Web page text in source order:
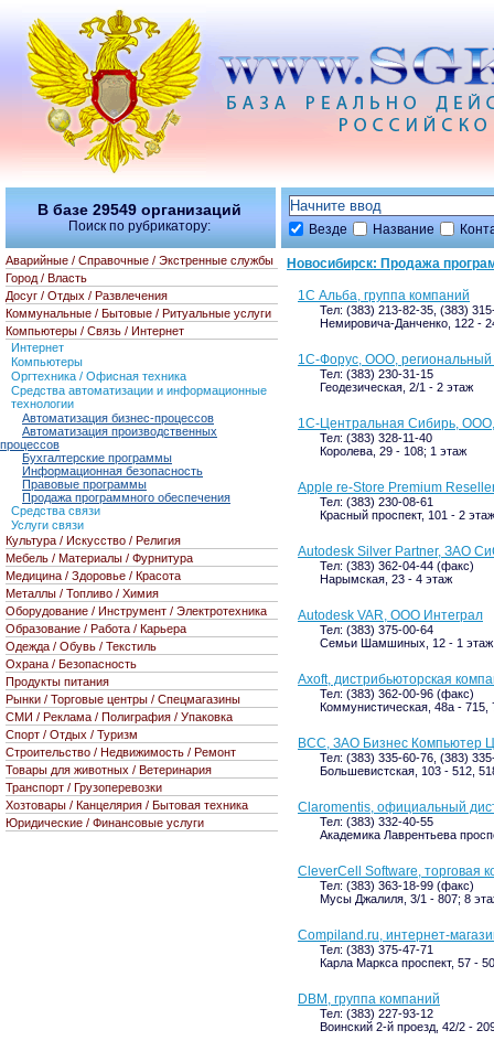
Везде Название
Новосибирск: Продажа
1С Альба, группа компаний
Тел: (383) 213-82-35, (383)
Немировича-Данченко, 122 -
1С-Форус, ООО, региональный
Тел: (383) 230-31-15
Геодезическая, 2/1 - 2 этаж
1С-Центральная Сибирь,
Тел: (383) 328-11-40
Королева, 29 - 108; 1 этаж
Apple re-Store Premium
Тел: (383) 230-08-61
Красный проспект, 101 - 2
Autodesk Silver Partner, ЗАО
Тел: (383) 362-04-44 (факс)
Нарымская, 23 - 4 этаж
Autodesk VAR, ООО Интеграл
Тел: (383) 375-00-64
Семьи Шамшиных, 12 - 1 этаж
Axoft, дистрибьюторская
Тел: (383) 362-00-96 (факс)
Коммунистическая, 48а - 715,
BCC, ЗАО Бизнес Компьютер
Тел: (383) 335-60-76, (383)
Большевистская, 103 - 512,
Claromentis, официальный
Тел: (383) 332-40-55
Академика Лаврентьева
CleverCell Software, торговая
Тел: (383) 363-18-99 (факс)
Мусы Джалиля, 3/1 - 807; 8
Compiland.ru, интернет-
Тел: (383) 375-47-71
Карла Маркса проспект, 57 -
DBM, группа компаний
Тел: (383) 227-93-12
Воинский 2-й проезд, 42/2 -
В базе 29549 организаций
Поиск по рубрикатору:
Аварийные / Справочные / Экстренные службы
Город / Власть
Досуг / Отдых / Развлечения
Коммунальные / Бытовые / Ритуальные услуги
Компьютеры / Связь / Интернет
Интернет
Компьютеры
Оргтехника / Офисная техника
Средства автоматизации и информационные
технологии
Автоматизация бизнес-процессов
Автоматизация производственных
процессов
Бухгалтерские программы
Информационная безопасность
Правовые программы
Продажа программного обеспечения
Средства связи
Услуги связи
Культура / Искусство / Религия
Мебель / Материалы / Фурнитура
Медицина / Здоровье / Красота
Металлы / Топливо / Химия
Оборудование / Инструмент / Электротехника
Образование / Работа / Карьера
Одежда / Обувь / Текстиль
Охрана / Безопасность
Продукты питания
Рынки / Торговые центры / Спецмагазины
СМИ / Реклама / Полиграфия / Упаковка
Спорт / Отдых / Туризм
Строительство / Недвижимость / Ремонт
Товары для животных / Ветеринария
Транспорт / Грузоперевозки
Хозтовары / Канцелярия / Бытовая техника
Юридические / Финансовые услуги